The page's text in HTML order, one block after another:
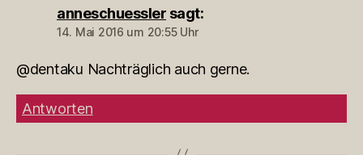
anneschuessler sagt:
14. Mai 2016 um 20:55 Uhr
@dentaku Nachträglich auch gerne.
Antworten